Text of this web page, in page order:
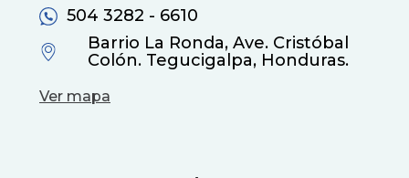
504 3282 - 6610
Barrio La Ronda, Ave. Cristóbal
Colón. Tegucigalpa, Honduras.
Ver mapa